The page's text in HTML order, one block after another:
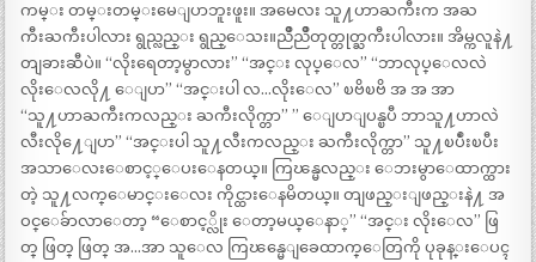
ကမ္း တမ္းတမ္းမေျပာဘူးဖူး။ အမေလး သူ႔ဟာႀကီးက အႀ
ကီးႀကီးပါလား ရွည္လည္း ရွည္ေသး။ညိဳညိဳတုတ္တုတ္ႀကီးပါလား။ အိမ္ကလူနဲ႔
တျခားဆီပဲ။ “လိုးရေတာ့မွာလား” “အင္း လုပ္ေလ” “ဘာလုပ္ေလလဲ
လိုးေလလို႔ ေျပာ” “အင္းပါ လ…လိုးေလ” ၿဗိၿဗိ အ အ အာ
“သူ႔ဟာႀကီးကလည္း ႀကီးလိုက္တာ” ” ေျပာျပန္ၿပီ ဘာသူ႔ဟာလဲ
လီးလို႔ေျပာ” “အင္းပါ သူ႔လီးကလည္း ႀကီးလိုက္တာ” သူ႔ၿပဳံးၿပီး
အသာေလးေစာင့္ေပးေနတယ္။ ကြၽန္မလည္း ေဘးမွာေထာက္ထား
တဲ့ သူ႔လက္ေမာင္းေလး ကိုင္ထားေနမိတယ္။ တျဖည္းျဖည္းနဲ႔ အ
ဝင္ေခ်ာလာေတာ့ “ေစာင့္လိုး ေတာ့မယ္ေနာ္” “အင္း လိုးေလ” ဖြ
တ္ ဖြတ္ ဖြတ္ အ…အာ သူေလ ကြၽန္မေျခေထာက္ေတြကို ပုခုန္းေပၚ